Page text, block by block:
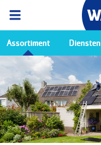
Ga naar de Wasco app
Assortiment Diensten